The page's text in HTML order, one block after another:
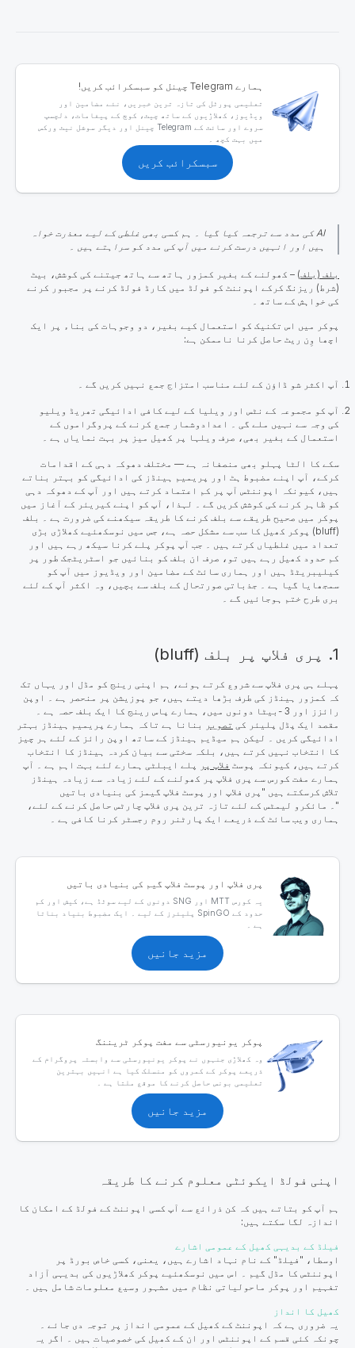
ہمارے Telegram چینل کو سبسکرائب کریں!
تعلیمی پورٹل کی تازہ ترین خبریں، نئے مضامین اور
ویڈیوز، کھلاڑیوں کے ساتھ چیٹ، کوچ کے پیغامات، دلچسپ
سروے اور سائٹ کے Telegram چینل اور دیگر سوشل نیٹ ورکس
میں بہت کچھ ۔
سبسکرائب کریں
AI کی مدد سے ترجمہ کیا گیا ۔ ہم کسی بھی غلطی کے لیے معذرت خواہ
ہیں اور انہیں درست کرنے میں آپ کی مدد کو سراہتے ہیں ۔
بلف (بلف) – کھولنے کے بغیر کمزور ہاتھ سے ہاتھ جیتنے کی کوشش، بیٹ
(شرط) ریزنگ کرکے اپوننٹ کو فولڈ میں کارڈ فولڈ کرنے پر مجبور کرنے
کی خواہش کے ساتھ ۔
پوکر میں اس تکنیک کو استعمال کیے بغیر، دو وجوہات کی بناء پر ایک
اچھا وِن ریٹ حاصل کرنا ناممکن ہے:
آپ اکثر شو ڈاؤن کے لئے مناسب امتزاج جمع نہیں کریں گے ۔
آپ کو مجموعہ کے نٹس اور ویلیا کے لیے کافی ادائیگی تھریڈ ویلیو
کی وجہ سے نہیں ملے گی ۔ اعدادوشمار جمع کرنے کے پروگراموں کے
استعمال کے بغیر بھی، صرف ویلہا پر کھیل میز پر بہت نمایاں ہے ۔
سکے کا الٹا پہلو بھی منصفانہ ہے — مختلف دھوکہ دہی کے اقدامات
کرکے، آپ اپنے مضبوط ہٹ اور پریمیم ہینڈز کی ادائیگی کو بہتر بناتے
ہیں، کیونکہ اپوننٹس آپ پر کم اعتماد کرتے ہیں اور آپ کے دھوکہ دہی
کو ظاہر کرنے کی کوشش کریں گے ۔ لہذا، آپ کو اپنے کیریئر کے آغاز میں
پوکر میں صحیح طریقے سے بلف کرنے کا طریقہ سیکھنے کی ضرورت ہے ۔ بلف
(bluff) پوکر کھیل کا سب سے مشکل حصہ ہے، جس میں نوسکھئیے کھلاڑی بڑی
تعداد میں غلطیاں کرتے ہیں ۔ جب آپ پوکر پلے کرنا سیکھ رہے ہیں اور
کم حدود کھیل رہے ہیں تو، صرف ان بلف کو بنائیں جو اسٹریٹجک طور پر
کیلیبریٹڈ ہیں اور ہماری سائٹ کے مضامین اور ویڈیوز میں آپ کو
سمجھایا گیا ہے ۔ جذباتی صورتحال کے بلف سے بچیں، وہ اکثر آپ کے لئے
بری طرح ختم ہوجائیں گے ۔
1. پری فلاپ پر بلف (bluff)
پہلے ہی پری فلاپ سے شروع کرتے ہوئے، ہم اپنی رینج کو مڈل اور یہاں تک
کہ کمزور ہینڈز کی طرف بڑھا دیتے ہیں، جو پوزیشن پر منحصر ہے ۔ اوپن
رائزز اور 3 -بیٹا دونوں میں، ہمارے پاس رینج کا ایک بلف حصہ ہے ۔
مقصد ایک پڈل پلیئر کی
تصویر
بنانا ہے تاکہ ہمارے پریمیم ہینڈز بہتر
ادائیگی کریں ۔ لیکن ہم میڈیم ہینڈز کے ساتھ اوپن رائز کے لئے ہر چیز
کا انتخاب نہیں کرتے ہیں، بلکہ سختی سے بیان کردہ ہینڈز کا انتخاب
کرتے ہیں، کیونکہ پوسٹ فلاپ پر
پلے ایبلٹی ہمارے لئے بہت اہم ہے ۔ آپ
ہمارے مفت کورس سے پری فلاپ پر کھولنے کے لئے زیادہ سے زیادہ ہینڈز
تلاش کرسکتے ہیں "پری فلاپ اور پوسٹ فلاپ گیمز کی بنیادی باتیں
"۔ مائکرو لیمٹس کے لئے تازہ ترین پری فلاپ چارٹس حاصل کرنے کے لئے،
ہماری ویب سائٹ کے ذریعے ایک پارٹنر روم رجسٹر کرنا کافی ہے ۔
پری فلاپ اور پوسٹ فلاپ گیم کی بنیادی باتیں
یہ کورس MTT اور SNG دونوں کے لیے سوٹڈ ہے، کیش اور کم
حدود کے SpinGO پلیئرز کے لیے ۔ ایک مضبوط بنیاد بناتا
ہے ۔
مزید جانیں
پوکر یونیورسٹی سے مفت پوکر ٹریننگ
وہ کھلاڑی جنہوں نے پوکر یونیورسٹی سے وابستہ پروگرام کے
ذریعے پوکر کے کمروں کو منسلک کیا ہے انہیں بہترین
تعلیمی بونس حاصل کرنے کا موقع ملتا ہے ۔
مزید جانیں
اپنی فولڈ ایکوئٹی معلوم کرنے کا طریقہ
ہم آپ کو بتاتے ہیں کہ کن ذرائع سے آپ کسی اپوننٹ کے فولڈ کے امکان کا
اندازہ لگا سکتے ہیں:
فیلڈ کے بدیہی کھیل کے عمومی اشارے
اوسطا، "فیلڈ" کے نام نہاد اشارے ہیں، یعنی، کسی خاص بورڈ پر
اپوننٹس کا مڈل گیم ۔ اس میں نوسکھئیے پوکر کھلاڑیوں کی بدیہی آزاد
تفہیم اور پوکر ماحولیاتی نظام میں مشہور وسیع معلومات شامل ہیں ۔
کھیل کا انداز
یہ ضروری ہے کہ اپوننٹ کے کھیل کے عمومی انداز پر توجہ دی جائے ۔
چونکہ کئی قسم کے اپوننٹس اور ان کے کھیل کی خصوصیات ہیں ۔ اگر یہ